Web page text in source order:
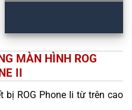
MÀN HÌNH ROG
II
bị ROG Phone Ii từ trên cao